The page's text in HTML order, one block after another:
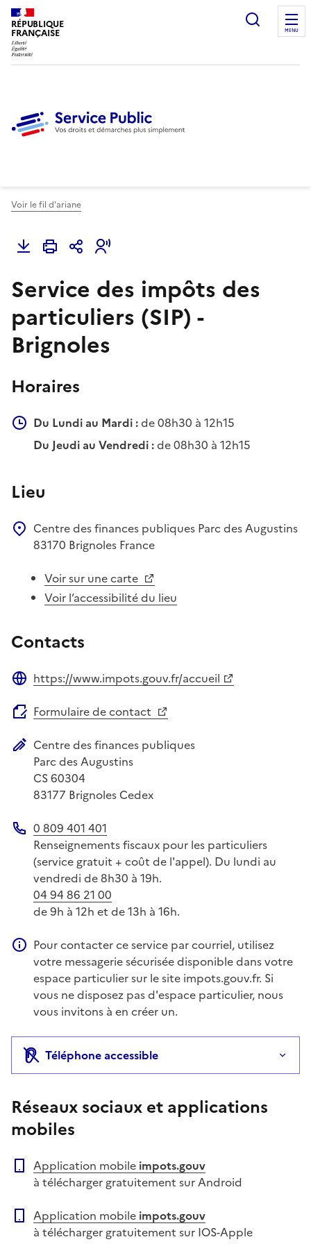
RÉPUBLIQUE
FRANÇAISE
Ouvrir
MENU
Voir le fil d'ariane
Service des impôts des
particuliers (SIP) -
Brignoles
Horaires
Du Lundi au Mardi :de 08h30 à 12h15
Du Jeudi au Vendredi :de 08h30 à 12h15
Lieu
Centre des finances publiques Parc des Augustins
83170 Brignoles France
Voir sur une carte
Voir l’accessibilité du lieu
Contacts
https://www.impots.gouv.fr/accueil
Formulaire de contact
Adresse postale
Centre des finances publiques
Parc des Augustins
CS 60304
83177 Brignoles Cedex
Téléphone
0 809 401 401
Renseignements fiscaux pour les particuliers
(service gratuit + coût de l'appel). Du lundi au
vendredi de 8h30 à 19h.
04 94 86 21 00
de 9h à 12h et de 13h à 16h.
Information complémentaire
Pour contacter ce service par courriel, utilisez
votre messagerie sécurisée disponible dans votre
espace particulier sur le site impots.gouv.fr. Si
vous ne disposez pas d'espace particulier, nous
vous invitons à en créer un.
Téléphone accessible
Réseaux sociaux et applications
mobiles
Application mobile impots.gouv
à télécharger gratuitement sur Android
Application mobile impots.gouv
à télécharger gratuitement sur IOS-Apple